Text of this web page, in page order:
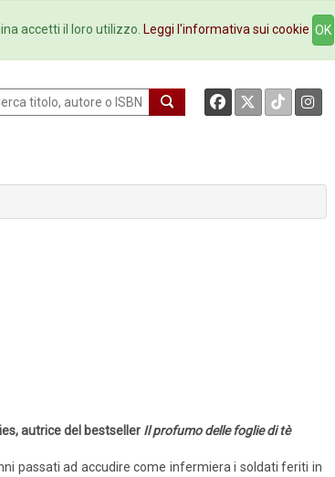
Ebookstore Contatti
autrice del bestseller Il profumo delle foglie di tè
passati ad accudire come infermiera i soldati feriti in
accetti il loro utilizzo. Leggi l'informativa sui cookie OK